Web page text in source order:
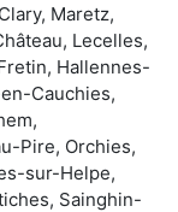
Maretz,
Lecelles,
Hallennes-
Cauchies,
Pire, Orchies,
sur-Helpe,
Sainghin-